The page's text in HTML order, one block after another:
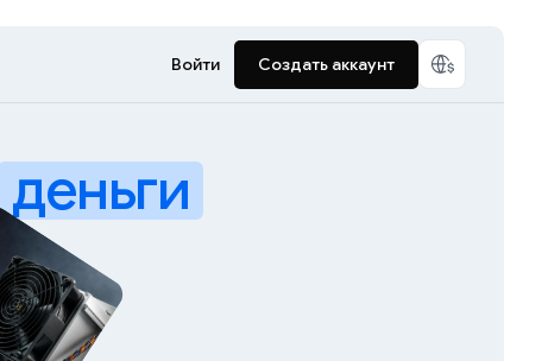
Войти Создать аккаунт
деньги